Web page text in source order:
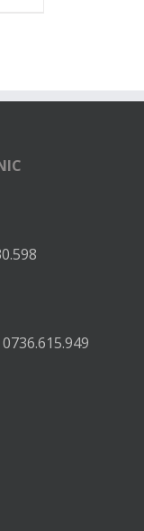
0736.615.949